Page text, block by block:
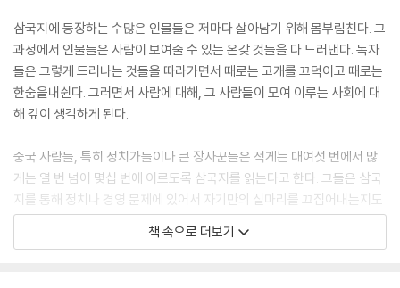
삼국지에 등장하는 수많은 인물들은 저마다 살아남기 위해 몸부림친다. 그
과정에서 인물들은 사람이 보여줄 수 있는 온갖 것들을 다 드러낸다. 독자
들은 그렇게 드러나는 것들을 따라가면서 때로는 고개를 끄덕이고 때로는
한숨을내쉰다. 그러면서 사람에 대해, 그 사람들이 모여 이루는 사회에 대
해 깊이 생각하게 된다.
중국 사람들, 특히 정치가들이나 큰 장사꾼들은 적게는 대여섯 번에서 많
게는 열 번 넘어 몇십 번에 이르도록 삼국지를 읽는다고 한다. 그들은 삼국
지를 통해 정치나 경영 문제에 있어서 자기만의 실마리를 끄집어내는지도
모른다.
책 속으로 더보기